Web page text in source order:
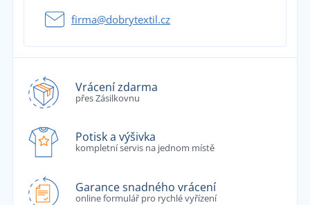
firma@dobrytextil.cz
Vrácení zdarma
přes Zásilkovnu
Potisk a výšivka
kompletní servis na jednom místě
Garance snadného vrácení
online formulář pro rychlé vyřízení